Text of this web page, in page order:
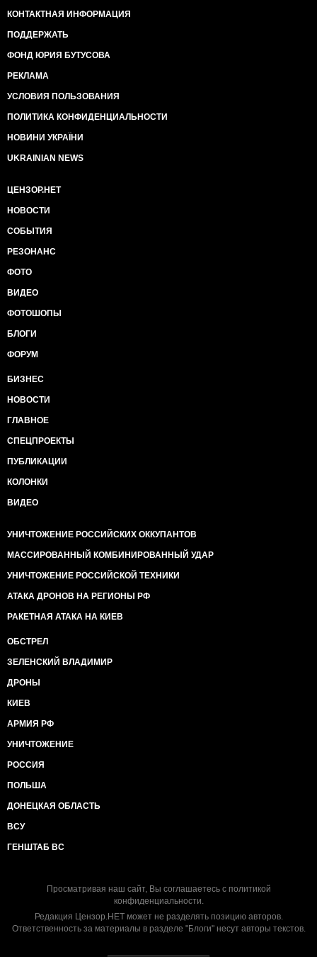
КОНТАКТНАЯ ИНФОРМАЦИЯ
ПОДДЕРЖАТЬ
ФОНД ЮРИЯ БУТУСОВА
РЕКЛАМА
УСЛОВИЯ ПОЛЬЗОВАНИЯ
ПОЛИТИКА КОНФИДЕНЦИАЛЬНОСТИ
НОВИНИ УКРАЇНИ
UKRAINIAN NEWS
ЦЕНЗОР.НЕТ
НОВОСТИ
СОБЫТИЯ
РЕЗОНАНС
ФОТО
ВИДЕО
ФОТОШОПЫ
БЛОГИ
ФОРУМ
БИЗНЕС
НОВОСТИ
ГЛАВНОЕ
СПЕЦПРОЕКТЫ
ПУБЛИКАЦИИ
КОЛОНКИ
ВИДЕО
УНИЧТОЖЕНИЕ РОССИЙСКИХ ОККУПАНТОВ
МАССИРОВАННЫЙ КОМБИНИРОВАННЫЙ УДАР
УНИЧТОЖЕНИЕ РОССИЙСКОЙ ТЕХНИКИ
АТАКА ДРОНОВ НА РЕГИОНЫ РФ
РАКЕТНАЯ АТАКА НА КИЕВ
ОБСТРЕЛ
ЗЕЛЕНСКИЙ ВЛАДИМИР
ДРОНЫ
КИЕВ
АРМИЯ РФ
УНИЧТОЖЕНИЕ
РОССИЯ
ПОЛЬША
ДОНЕЦКАЯ ОБЛАСТЬ
ВСУ
ГЕНШТАБ ВС
Просматривая наш сайт, Вы соглашаетесь с политикой
конфиденциальности.
Редакция Цензор.НЕТ может не разделять позицию авторов.
Ответственность за материалы в разделе "Блоги" несут авторы текстов.